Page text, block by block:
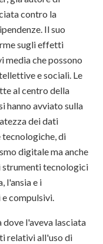
contro la
Il suo
sugli effetti
media che possono
e sociali. Le
al centro della
hanno avviato sulla
dei dati
tecnologiche, di
digitale ma anche
strumenti tecnologici
l'ansia e i
compulsivi.
l'aveva lasciata
relativi all'uso di